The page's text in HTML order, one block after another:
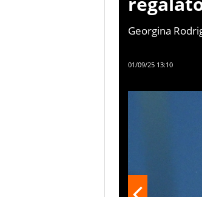
Georgina
01/09/25 13:10